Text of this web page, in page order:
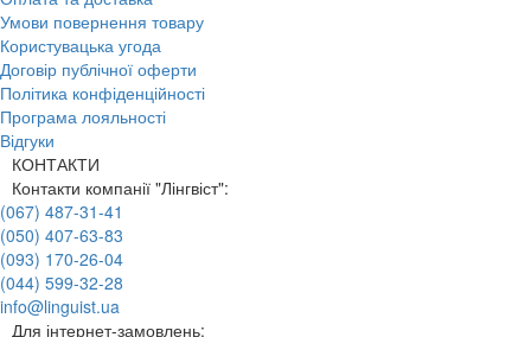
Умови повернення товару
Користувацька угода
Договір публічної оферти
Політика конфіденційності
Програма лояльності
Відгуки
КОНТАКТИ
Контакти компанії "Лінгвіст":
(067) 487-31-41
(050) 407-63-83
(093) 170-26-04
(044) 599-32-28
info@linguist.ua
Для інтернет-замовлень: